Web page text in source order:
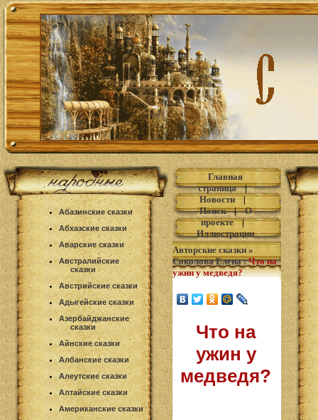
Абазинские сказки
Абхазские сказки
Аварские сказки
Австралийские
сказки
Австрийские сказки
Адыгейские сказки
Азербайджанские
сказки
Айнские сказки
Албанские сказки
Алеутские сказки
Алтайские сказки
Американские сказки
Главная
страница|
Новости|
Поиск|О
проекте|
Иллюстрации
Авторские сказки »
Соколова Елена: Что на
ужин у медведя?
Что на
ужин у
медведя?